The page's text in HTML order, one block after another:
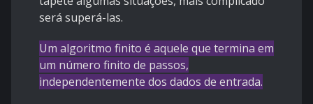
será superá-las.
Um algoritmo finito é aquele que termina em
um número finito de passos,
independentemente dos dados de entrada.